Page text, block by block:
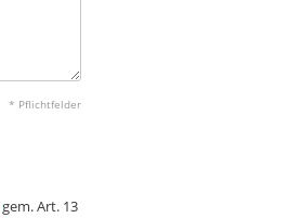
* Pflichtfelder
gem. Art. 13